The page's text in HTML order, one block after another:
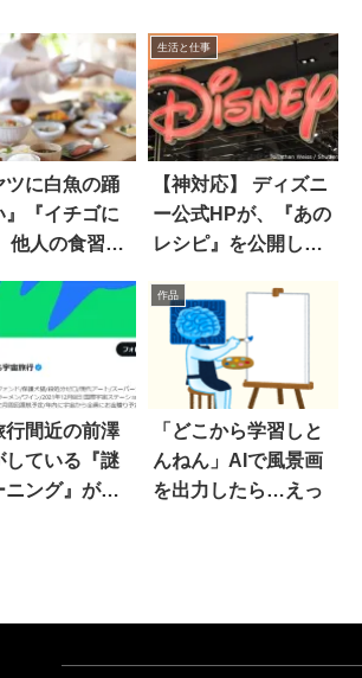
ツに白魚の踊
』『イチゴに
他人の食習慣
生活と仕事
【神対応】 ディズニ
ー公式HPが、『あの
レシピ』を公開して
行間近の前澤
している『謎
ニング』が話
作品
「どこから学習しと
んねん」AIで風景画
を出力したら…えっ